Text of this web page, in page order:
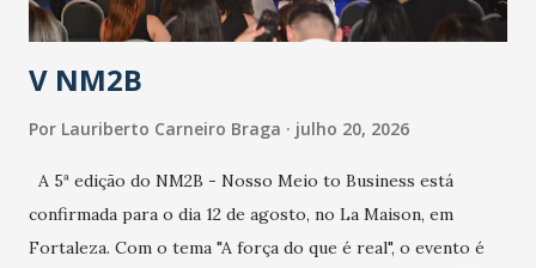
população e ao sistema de saúde. “Precisamos saber fazer a
estratificação do risco da doença, para não so...
V NM2B
Por Lauriberto Carneiro Braga julho 20, 2026
A 5ª edição do NM2B - Nosso Meio to Business está
confirmada para o dia 12 de agosto, no La Maison, em
Fortaleza. Com o tema "A força do que é real", o evento é